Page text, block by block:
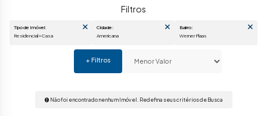
Americana
Não foi encontrado nenhum Imóvel. Redefina seus critérios de Busca